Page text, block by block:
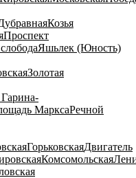
Козья
Проспект
Яшьлек (Юность)
Золотая
МарксаРечной
ГорьковскаяДвигатель
Комсомольская